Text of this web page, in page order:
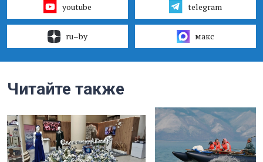
youtube telegram
ru–by макс
Читайте также